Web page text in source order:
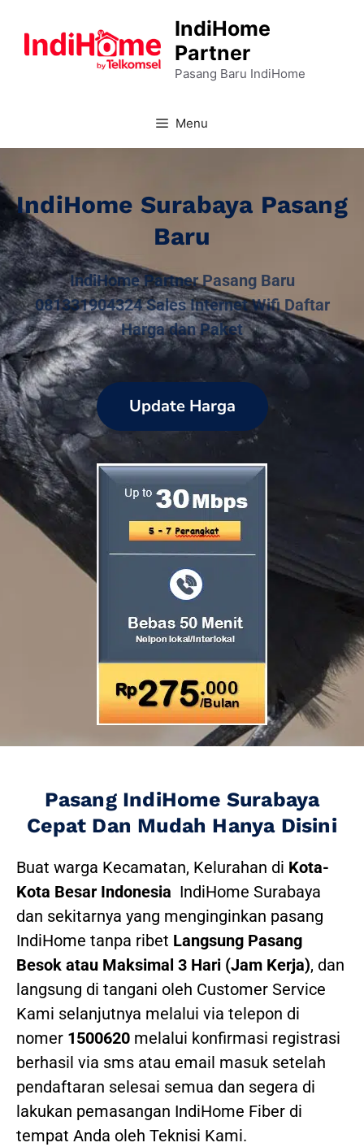
IndiHome
Partner
Pasang Baru IndiHome
Menu
IndiHome Surabaya Pasang
Baru
IndiHome Partner Pasang Baru
081331904324 Sales Internet Wifi Daftar
Harga dan Paket
Update Harga
Pasang IndiHome Surabaya
Cepat Dan Mudah Hanya Disini
Buat warga Kecamatan, Kelurahan di Kota-
Kota Besar Indonesia IndiHome Surabaya
dan sekitarnya yang menginginkan pasang
IndiHome tanpa ribet Langsung Pasang
Besok atau Maksimal 3 Hari (Jam Kerja), dan
langsung di tangani oleh Customer Service
Kami selanjutnya melalui via telepon di
nomer 1500620 melalui konfirmasi registrasi
berhasil via sms atau email masuk setelah
pendaftaran selesai semua dan segera di
lakukan pemasangan IndiHome Fiber di
tempat Anda oleh Teknisi Kami.